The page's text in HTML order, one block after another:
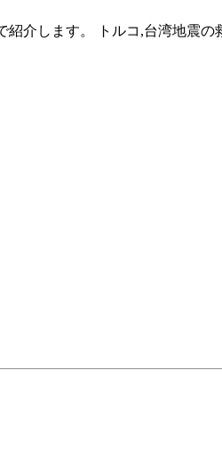
介します。 トルコ,台湾地震